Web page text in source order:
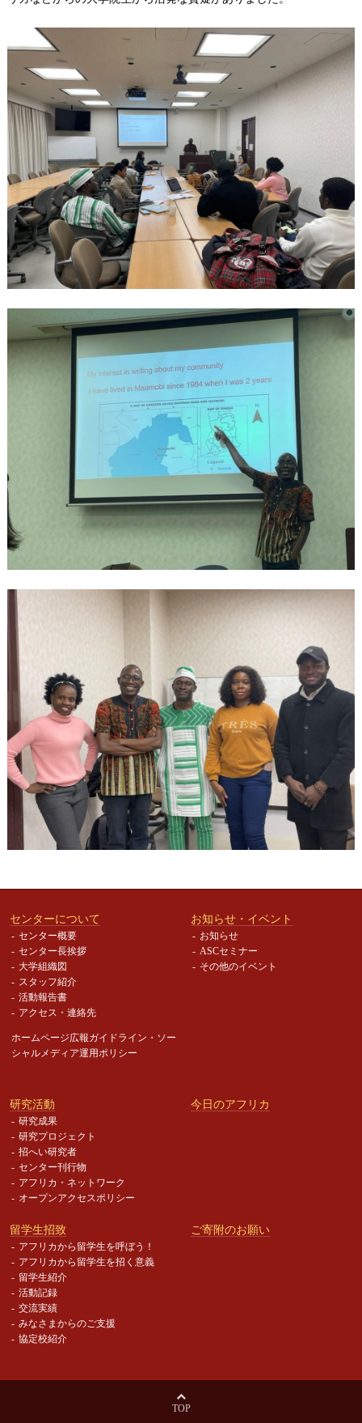
センターについて
センター概要
センター長挨拶
大学組織図
スタッフ紹介
活動報告書
アクセス・連絡先
ホームページ広報ガイドライン・ ソー
シャルメディア運用ポリシー
お知らせ・イベント
お知らせ
ASCセミナー
その他のイベント
研究活動
研究成果
研究プロジェクト
招へい研究者
センター刊行物
アフリカ・ネットワーク
オープンアクセスポリシー
今日のアフリカ
留学生招致
アフリカから留学生を呼ぼう！
アフリカから留学生を招く意義
留学生紹介
活動記録
交流実績
みなさまからのご支援
協定校紹介
ご寄附のお願い
TOP